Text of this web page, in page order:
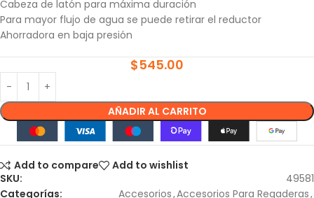
Cabeza de latón para máxima duración
Para mayor flujo de agua se puede retirar el reductor
Ahorradora en baja presión
$545.00
AÑADIR AL CARRITO
Add to compare
Add to wishlist
SKU:
49581
Categorías:
Accesorios,Accesorios Para Regaderas,